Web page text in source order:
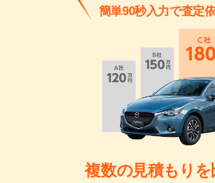
簡単90秒入力で査定
複数の見積もりを